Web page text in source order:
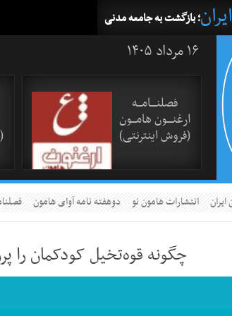
؛ بازگشت به جامعه مدنی
۱۶ مرداد ۱۴۰۵
فصلنــــامـــه
ارغنــــون هامـــون
(فروش اینترنتی)
انتشارات هامون نو دوهفته نامه آوای هامون
چگونه قوه‌تخیل کودکمان را